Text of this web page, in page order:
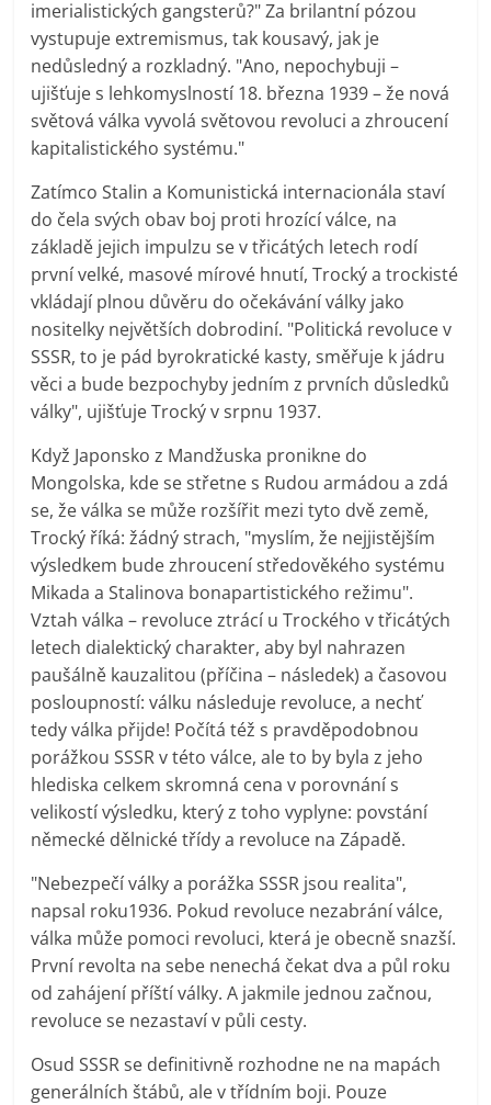
imerialistických gangsterů?" Za brilantní pózou
vystupuje extremismus, tak kousavý, jak je
nedůsledný a rozkladný. "Ano, nepochybuji –
ujišťuje s lehkomyslností 18. března 1939 – že nová
světová válka vyvolá světovou revoluci a zhroucení
kapitalistického systému."
Zatímco Stalin a Komunistická internacionála staví
do čela svých obav boj proti hrozící válce, na
základě jejich impulzu se v třicátých letech rodí
první velké, masové mírové hnutí, Trocký a trockisté
vkládají plnou důvěru do očekávání války jako
nositelky největších dobrodiní. "Politická revoluce v
SSSR, to je pád byrokratické kasty, směřuje k jádru
věci a bude bezpochyby jedním z prvních důsledků
války", ujišťuje Trocký v srpnu 1937.
Když Japonsko z Mandžuska pronikne do
Mongolska, kde se střetne s Rudou armádou a zdá
se, že válka se může rozšířit mezi tyto dvě země,
Trocký říká: žádný strach, "myslím, že nejjistějším
výsledkem bude zhroucení středověkého systému
Mikada a Stalinova bonapartistického režimu".
Vztah válka – revoluce ztrácí u Trockého v třicátých
letech dialektický charakter, aby byl nahrazen
paušálně kauzalitou (příčina – následek) a časovou
posloupností: válku následuje revoluce, a nechť
tedy válka přijde! Počítá též s pravděpodobnou
porážkou SSSR v této válce, ale to by byla z jeho
hlediska celkem skromná cena v porovnání s
velikostí výsledku, který z toho vyplyne: povstání
německé dělnické třídy a revoluce na Západě.
"Nebezpečí války a porážka SSSR jsou realita",
napsal roku1936. Pokud revoluce nezabrání válce,
válka může pomoci revoluci, která je obecně snazší.
První revolta na sebe nenechá čekat dva a půl roku
od zahájení příští války. A jakmile jednou začnou,
revoluce se nezastaví v půli cesty.
Osud SSSR se definitivně rozhodne ne na mapách
generálních štábů, ale v třídním boji. Pouze